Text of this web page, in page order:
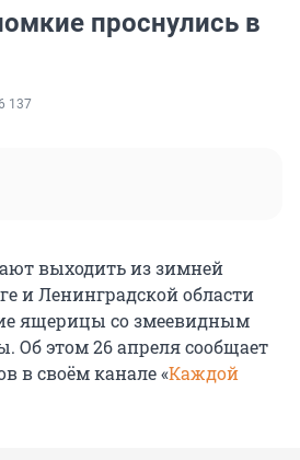
проснулись в
137
выходить из зимней
и Ленинградской области
ящерицы со змеевидным
Об этом 26 апреля сообщает
в своём канале «Каждой